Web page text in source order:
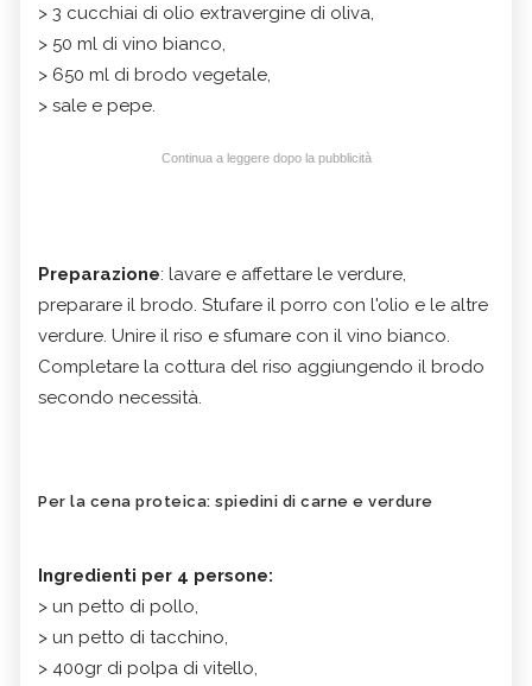
> 3 cucchiai di olio extravergine di oliva,
> 50 ml di vino bianco,
> 650 ml di brodo vegetale,
> sale e pepe.
Continua a leggere dopo la pubblicità
Preparazione: lavare e affettare le verdure,
preparare il brodo. Stufare il porro con l'olio e le altre
verdure. Unire il riso e sfumare con il vino bianco.
Completare la cottura del riso aggiungendo il brodo
secondo necessità.
Per la cena proteica: spiedini di carne e verdure
Ingredienti per 4 persone:
> un petto di pollo,
> un petto di tacchino,
> 400gr di polpa di vitello,